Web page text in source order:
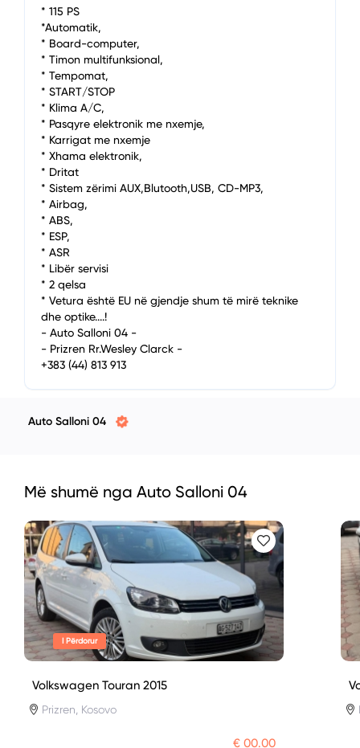
* 115 PS
*Automatik,
* Board-computer,
* Timon multifunksional,
* Tempomat,
* START/STOP
* Klima A/C,
* Pasqyre elektronik me nxemje,
* Karrigat me nxemje
* Xhama elektronik,
* Dritat
* Sistem zërimi AUX,Blutooth,USB, CD-MP3,
* Airbag,
* ABS,
* ESP,
* ASR
* Libër servisi
* 2 qelsa
* Vetura është EU në gjendje shum të mirë teknike
dhe optike....!
- Auto Salloni 04 -
- Prizren Rr.Wesley Clarck -
+383 (44) 813 913
Auto Salloni 04
Më shumë nga Auto Salloni 04
I Përdorur
Volkswagen Touran 2015
Prizren, Kosovo
€ 00.00